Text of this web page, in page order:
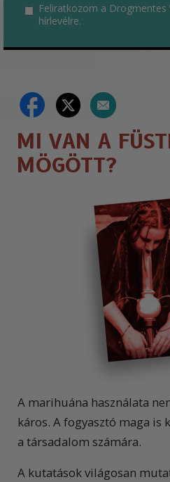
Feliratkozom a Drogmentes
hírlevélre.
MI VAN A
MÖGÖTT?
A marihuána használata
káros. A fogyasztó maga is
a társadalom számára.
A kutatások világosan